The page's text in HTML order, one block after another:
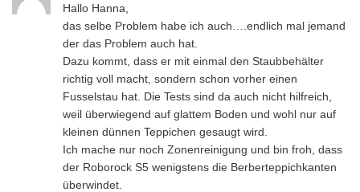
Hallo Hanna,
das selbe Problem habe ich auch….endlich mal jemand
der das Problem auch hat.
Dazu kommt, dass er mit einmal den Staubbehälter
richtig voll macht, sondern schon vorher einen
Fusselstau hat. Die Tests sind da auch nicht hilfreich,
weil überwiegend auf glattem Boden und wohl nur auf
kleinen dünnen Teppichen gesaugt wird.
Ich mache nur noch Zonenreinigung und bin froh, dass
der Roborock S5 wenigstens die Berberteppichkanten
überwindet.